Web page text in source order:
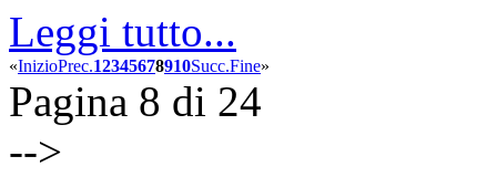
Leggi tutto...
«InizioPrec.12345678910Succ.Fine»
Pagina 8 di 24
-->